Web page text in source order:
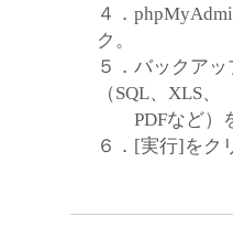
４．
ク。
５．バックア
（SQL、XLS、
PDFなど）
６．[実行]をク